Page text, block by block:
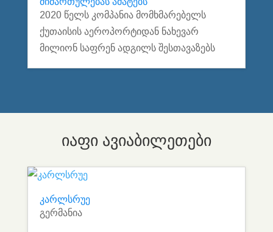
2020 წელს კომპანია მომხმარებელს
ქუთაისის აეროპორტიდან ნახევარ
მილიონ საფრენ ადგილს შესთავაზებს
იაფი ავიაბილეთები
კარლსრუე
გერმანია